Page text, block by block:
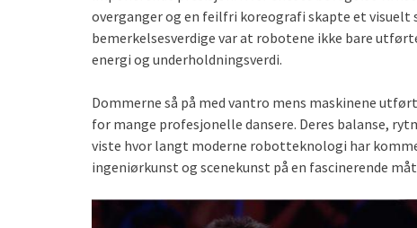
overganger og en feilfri koreografi skapte et
bemerkelsesverdige var at robotene ikke bare
energi og underholdningsverdi.
Dommerne så på med vantro mens maskinene
for mange profesjonelle dansere. Deres balanse,
viste hvor langt moderne robotteknologi har
ingeniørkunst og scenekunst på en fascinerende